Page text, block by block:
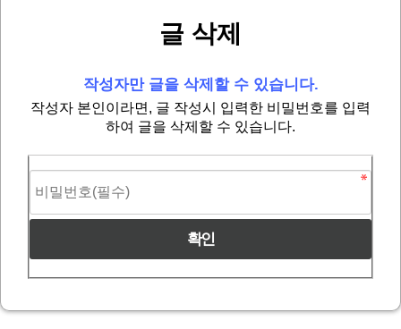
글 삭제
작성자만 글을 삭제할 수 있습니다.
작성자 본인이라면, 글 작성시 입력한 비밀번호를 입력
하여 글을 삭제할 수 있습니다.